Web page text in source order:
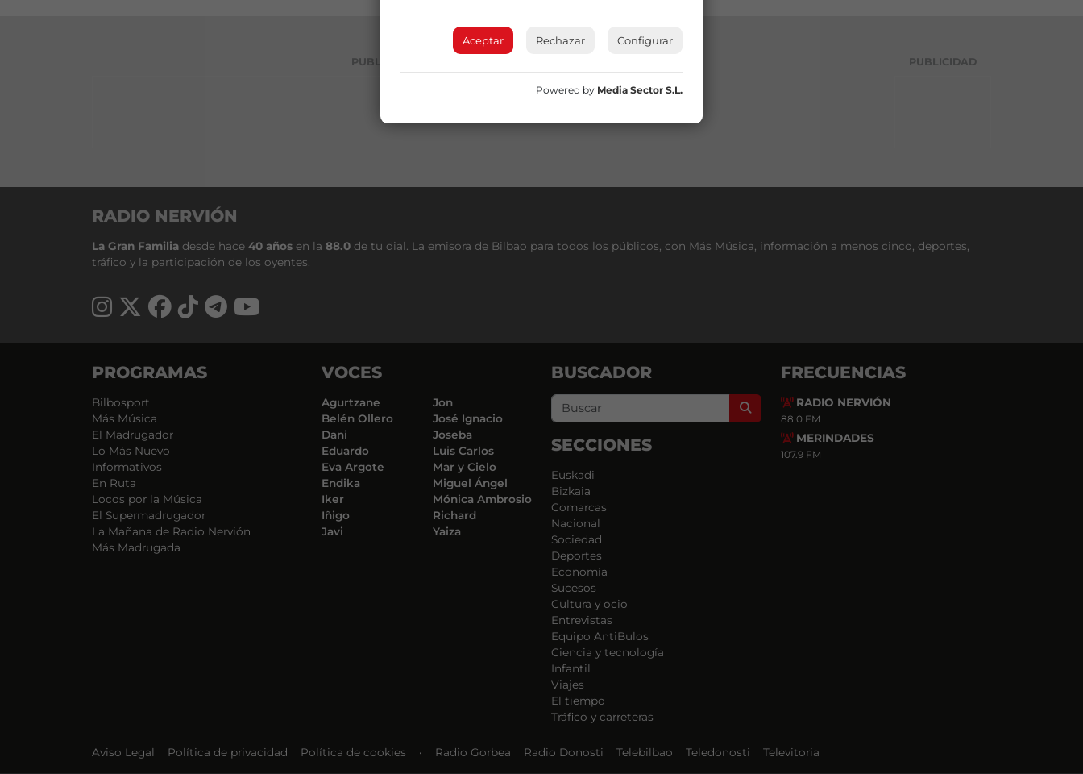
PUBLICIDAD PUBLICIDAD
RADIO NERVIÓN
La Gran Familia desde hace 40 años en la 88.0 de tu dial. La emisora de Bilbao para todos los públicos, con Más Música, información a menos cinco, deportes,
tráfico y la participación de los oyentes.
PROGRAMAS
Bilbosport
Más Música
El Madrugador
Lo Más Nuevo
Informativos
En Ruta
Locos por la Música
El Supermadrugador
La Mañana de Radio Nervión
Más Madrugada
VOCES
Agurtzane
Belén Ollero
Dani
Eduardo
Eva Argote
Endika
Iker
Iñigo
Javi
Jon
José Ignacio
Joseba
Luis Carlos
Mar y Cielo
Miguel Ángel
Mónica Ambrosio
Richard
Yaiza
BUSCADOR
Search
SECCIONES
Euskadi
Bizkaia
Comarcas
Nacional
Sociedad
Deportes
Economía
Sucesos
Cultura y ocio
Entrevistas
Equipo AntiBulos
Ciencia y tecnología
Infantil
Viajes
El tiempo
Tráfico y carreteras
FRECUENCIAS
RADIO NERVIÓN
88.0 FM
MERINDADES
107.9 FM
Aviso Legal Política de privacidad Política de cookies • Radio Gorbea Radio Donosti Telebilbao Teledonosti Televitoria
Aceptar Rechazar Configurar
Powered by Media Sector S.L.